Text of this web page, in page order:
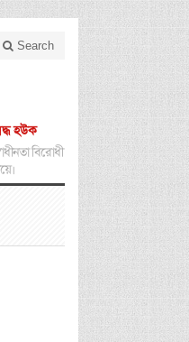
Search
হউক
বিরোধী